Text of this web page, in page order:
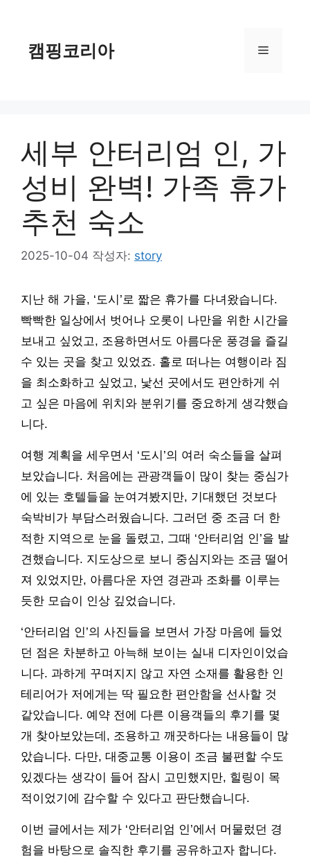
캠핑코리아 메
세부 안터리엄 인, 가
성비 완벽! 가족 휴가
추천 숙소
2025-10-04 작성자: story
지난 해 가을, ‘도시’로 짧은 휴가를 다녀왔습니다.
빡빡한 일상에서 벗어나 오롯이 나만을 위한 시간을
보내고 싶었고, 조용하면서도 아름다운 풍경을 즐길
수 있는 곳을 찾고 있었죠. 홀로 떠나는 여행이라 짐
을 최소화하고 싶었고, 낯선 곳에서도 편안하게 쉬
고 싶은 마음에 위치와 분위기를 중요하게 생각했습
니다.
여행 계획을 세우면서 ‘도시’의 여러 숙소들을 살펴
보았습니다. 처음에는 관광객들이 많이 찾는 중심가
에 있는 호텔들을 눈여겨봤지만, 기대했던 것보다
숙박비가 부담스러웠습니다. 그러던 중 조금 더 한
적한 지역으로 눈을 돌렸고, 그때 ‘안터리엄 인’을 발
견했습니다. 지도상으로 보니 중심지와는 조금 떨어
져 있었지만, 아름다운 자연 경관과 조화를 이루는
듯한 모습이 인상 깊었습니다.
‘안터리엄 인’의 사진들을 보면서 가장 마음에 들었
던 점은 차분하고 아늑해 보이는 실내 디자인이었습
니다. 과하게 꾸며지지 않고 자연 소재를 활용한 인
테리어가 저에게는 딱 필요한 편안함을 선사할 것
같았습니다. 예약 전에 다른 이용객들의 후기를 몇
개 찾아보았는데, 조용하고 깨끗하다는 내용들이 많
았습니다. 다만, 대중교통 이용이 조금 불편할 수도
있겠다는 생각이 들어 잠시 고민했지만, 힐링이 목
적이었기에 감수할 수 있다고 판단했습니다.
이번 글에서는 제가 ‘안터리엄 인’에서 머물렀던 경
험을 바탕으로 솔직한 후기를 공유하고자 합니다.